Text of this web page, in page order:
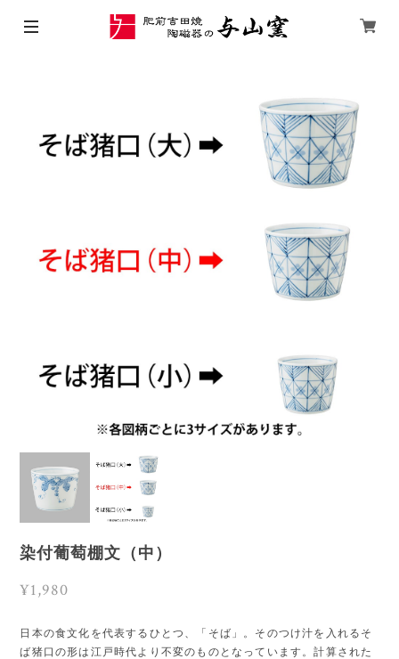
染付葡萄棚文（中）
¥1,980
日本の食文化を代表するひとつ、「そば」。そのつけ汁を入れるそ
ば猪口の形は江戸時代より不変のものとなっています。計算された